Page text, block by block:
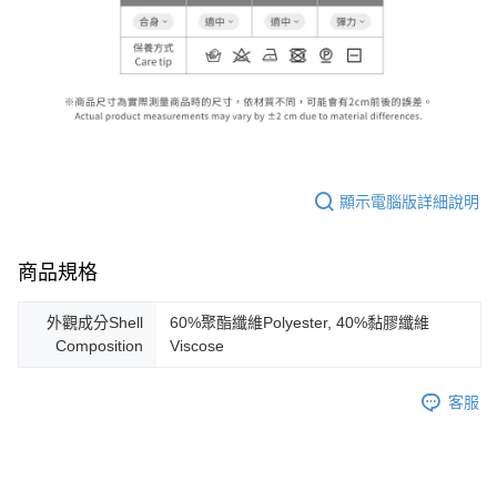
顯示電腦版詳細說明
商品規格
外觀成分Shell
Composition
60%聚酯纖維Polyester, 40%黏膠纖維
Viscose
客服